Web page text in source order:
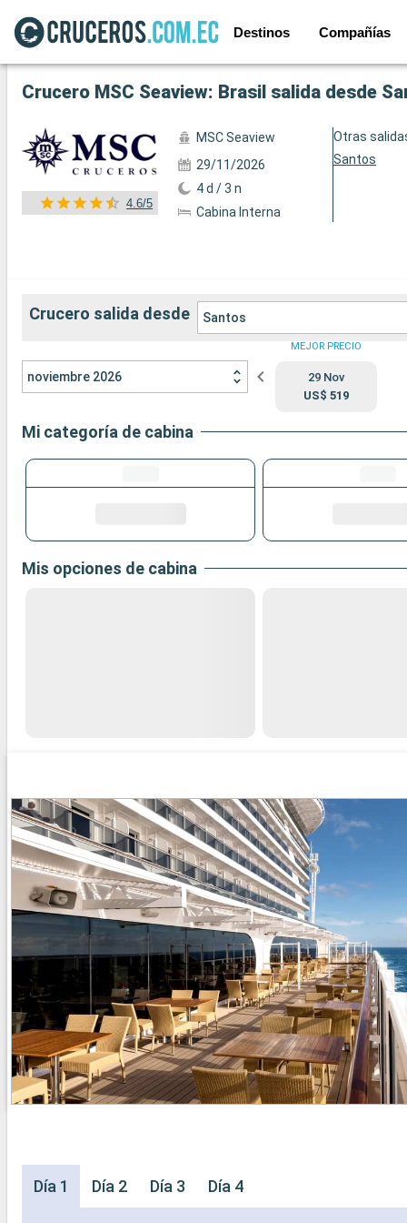
Destinos Compañías
Ver las 78 fotos siguientes
Crucero MSC Seaview: Brasil salida desde
4.6/5
MSC Seaview
29/11/2026
4 d / 3 n
Cabina Interna
Otras
Santos
Crucero salida desde Santos
noviembre 2026
MEJOR PRECIO
29 Nov
US$ 519
Mi categoría de cabina
Mis opciones de cabina
Día 1 Día 2 Día 3 Día 4